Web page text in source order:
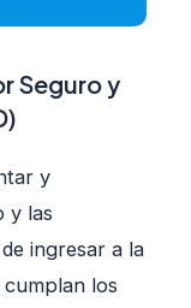
Seguro y
y
y las
ingresar a la
los